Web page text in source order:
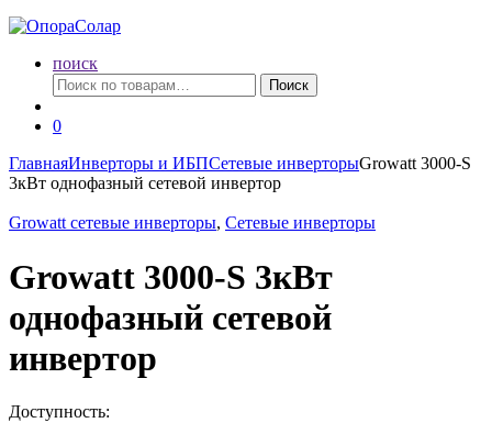
поиск
Искать:
Поиск
0
ГлавнаяИнверторы и ИБПСетевые инверторыGrowatt 3000-S
3кВт однофазный сетевой инвертор
Growatt сетевые инверторы, Сетевые инверторы
Growatt 3000-S 3кВт
однофазный сетевой
инвертор
Доступность: